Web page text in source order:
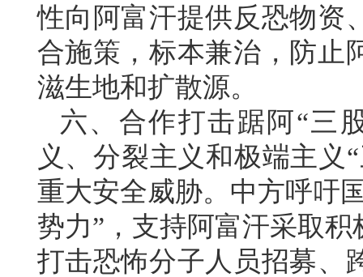
性向阿富汗提供反恐物资
合施策，标本兼治，防止
滋生地和扩散源。
六、合作打击踞阿“三
义、分裂主义和极端主义
重大安全威胁。中方呼吁
势力”，支持阿富汗采取
打击恐怖分子人员招募、